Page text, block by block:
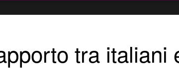
tra